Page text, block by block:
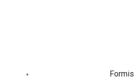
Formis